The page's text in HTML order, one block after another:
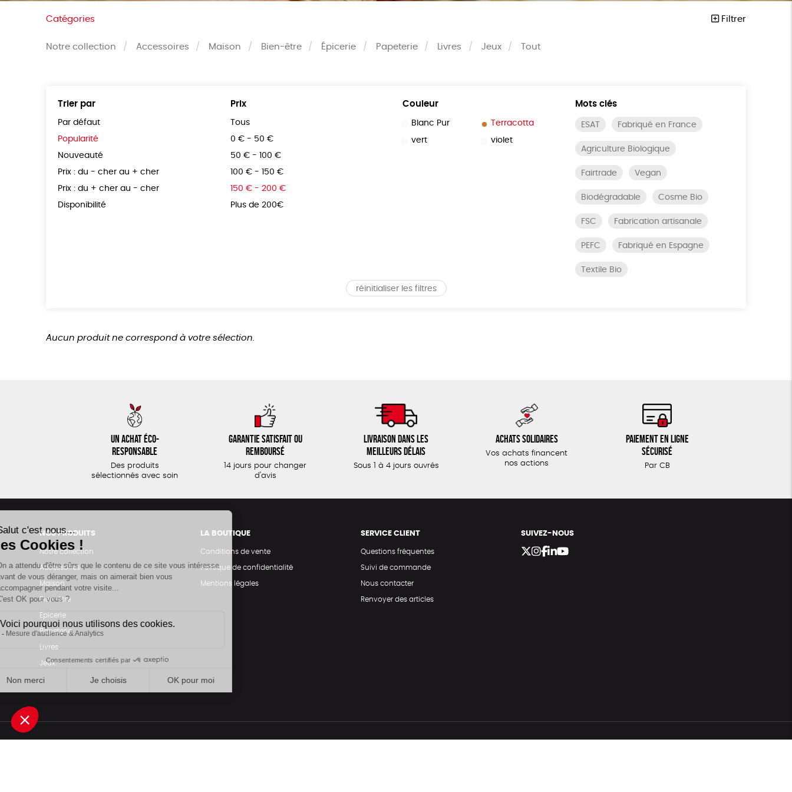
Catégories Filtrer
Notre collection Accessoires Maison Bien-être Épicerie Papeterie Livres Jeux Tout
Trier par
Par défaut
Popularité
Nouveauté
Prix : du - cher au + cher
Prix : du + cher au - cher
Disponibilité
Prix
Tous
0 € - 50 €
50 € - 100 €
100 € - 150 €
150 € - 200 €
Plus de 200€
Couleur
Blanc Pur Terracotta
vert violet
Mots clés
ESAT Fabriqué en France
Agriculture Biologique
Fairtrade Vegan
Biodégradable Cosme Bio
FSC Fabrication artisanale
PEFC Fabriqué en Espagne
Textile Bio
réinitialiser les filtres
Aucun produit ne correspond à votre sélection.
Un achat éco-
responsable
Des produits
sélectionnés avec soin
Garantie satisfait ou
remboursé
14 jours pour changer
d'avis
Livraison dans les
meilleurs délais
Sous 1 à 4 jours ouvrés
Achats solidaires
Vos achats financent
nos actions
Paiement en ligne
sécurisé
Par CB
NOS PRODUITS
Notre collection
Accessoires
Maison
Bien-être
Epicerie
Papeterie
Livres
Jeux
LA BOUTIQUE
Conditions de vente
Politique de confidentialité
Mentions légales
SERVICE CLIENT
Questions fréquentes
Suivi de commande
Nous contacter
Renvoyer des articles
SUIVEZ-NOUS